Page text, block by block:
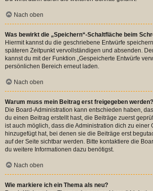
Nach oben
Was bewirkt die „Speichern“-Schaltfläche beim
Hiermit kannst du die geschriebene Entwürfe
späteren Zeitpunkt vervollständigen und absenden.
kannst du mit der Funktion „Gespeicherte Entwürfe
persönlichen Bereich erneut laden.
Nach oben
Warum muss mein Beitrag erst freigegeben werden?
Die Board-Administration kann entschieden haben,
du einen Beitrag erstellt hast, die Beiträge zuerst
ist auch möglich, dass die Administration dich zu einer
hinzugefügt hat, bei denen sie die Beiträge erst
auf der Seite sichtbar werden. Bitte kontaktiere die
du weitere Informationen dazu benötigst.
Nach oben
Wie markiere ich ein Thema als neu?